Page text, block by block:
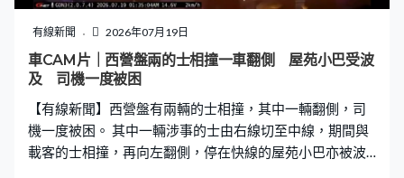
有線新聞 2026年07月19日
車CAM片｜西營盤兩的士相撞一車翻側 屋苑小巴受波
及 司機一度被困
【有線新聞】西營盤有兩輛的士相撞，其中一輛翻側，司
機一度被困。 其中一輛涉事的士由右線切至中線，期間與
載客的士相撞，再向左翻側，停在快線的屋苑小巴亦被波